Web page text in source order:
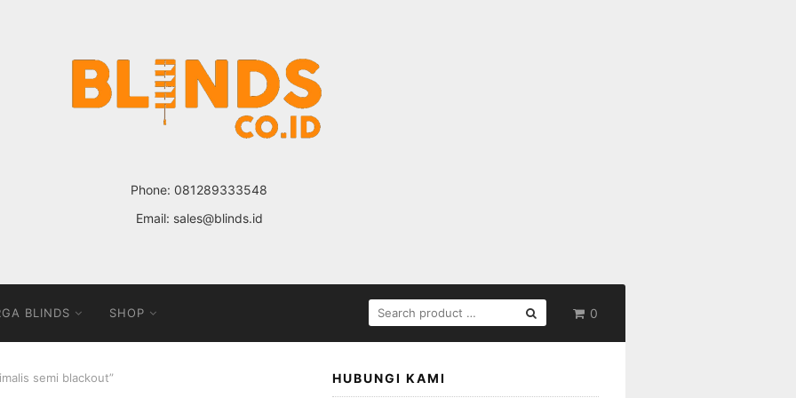
Phone: 081289333548
Email: sales@blinds.id
0
BLINDS SHOP
SEARCH
FOR:
semi blackout” HUBUNGI KAMI